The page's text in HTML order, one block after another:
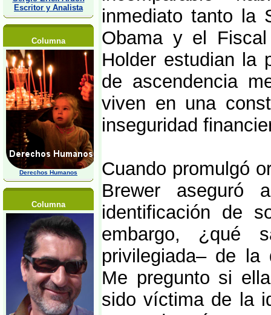
Escritor y Analista
Columna
Derechos Humanos
Columna
inmediato tanto la
Obama y el
Holder estudian la
de ascendencia
viven en una
inseguridad
Cuando promulgó
Brewer
identificación de
embargo, ¿qué
privilegiada– de la
Me pregunto si
sido víctima de la